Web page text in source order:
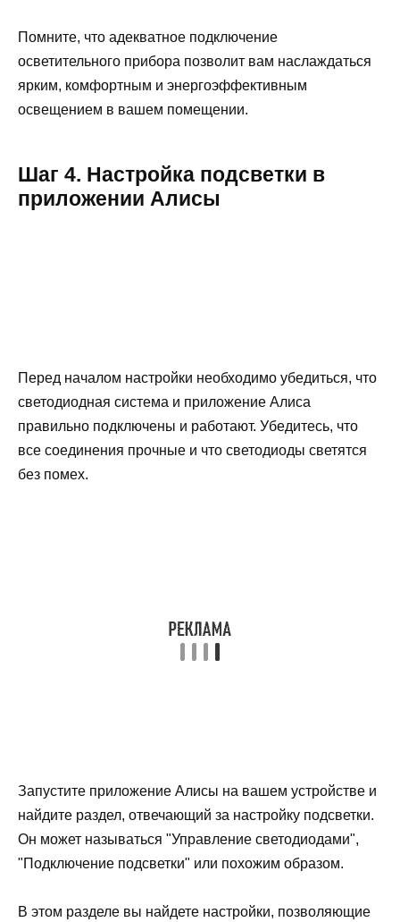
Помните, что адекватное подключение
осветительного прибора позволит вам наслаждаться
ярким, комфортным и энергоэффективным
освещением в вашем помещении.
Шаг 4. Настройка подсветки в
приложении Алисы
Перед началом настройки необходимо убедиться, что
светодиодная система и приложение Алиса
правильно подключены и работают. Убедитесь, что
все соединения прочные и что светодиоды светятся
без помех.
Запустите приложение Алисы на вашем устройстве и
найдите раздел, отвечающий за настройку подсветки.
Он может называться "Управление светодиодами",
"Подключение подсветки" или похожим образом.
В этом разделе вы найдете настройки, позволяющие